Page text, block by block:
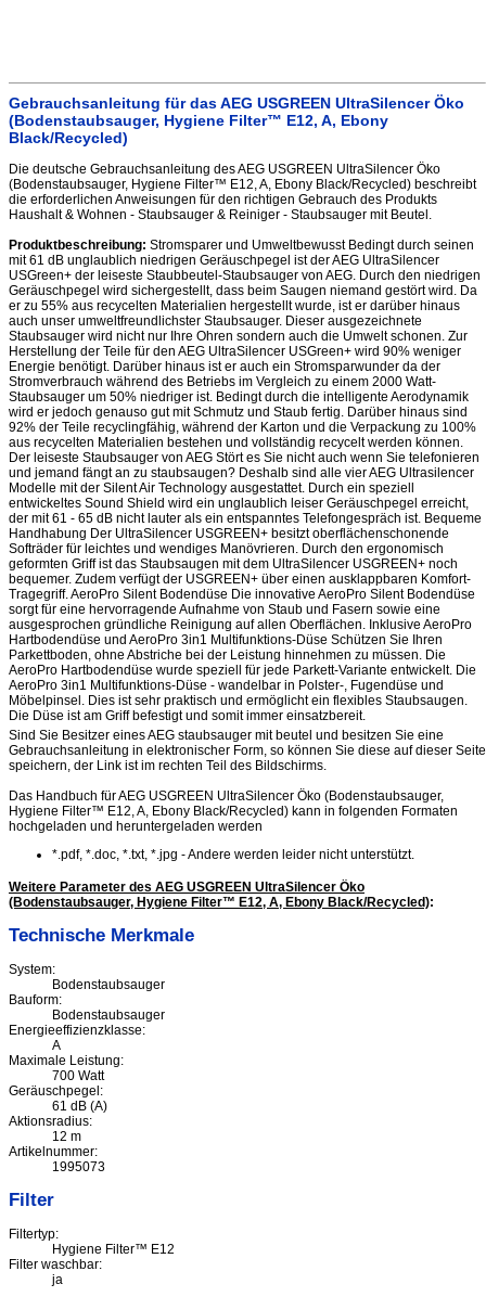
Gebrauchsanleitung für das AEG USGREEN UltraSilencer Öko
(Bodenstaubsauger, Hygiene Filter™ E12, A, Ebony
Black/Recycled)
Die deutsche Gebrauchsanleitung des AEG USGREEN UltraSilencer Öko
(Bodenstaubsauger, Hygiene Filter™ E12, A, Ebony Black/Recycled) beschreibt
die erforderlichen Anweisungen für den richtigen Gebrauch des Produkts
Haushalt & Wohnen - Staubsauger & Reiniger - Staubsauger mit Beutel.
Produktbeschreibung: Stromsparer und Umweltbewusst Bedingt durch seinen
mit 61 dB unglaublich niedrigen Geräuschpegel ist der AEG UltraSilencer
USGreen+ der leiseste Staubbeutel-Staubsauger von AEG. Durch den niedrigen
Geräuschpegel wird sichergestellt, dass beim Saugen niemand gestört wird. Da
er zu 55% aus recycelten Materialien hergestellt wurde, ist er darüber hinaus
auch unser umweltfreundlichster Staubsauger. Dieser ausgezeichnete
Staubsauger wird nicht nur Ihre Ohren sondern auch die Umwelt schonen. Zur
Herstellung der Teile für den AEG UltraSilencer USGreen+ wird 90% weniger
Energie benötigt. Darüber hinaus ist er auch ein Stromsparwunder da der
Stromverbrauch während des Betriebs im Vergleich zu einem 2000 Watt-
Staubsauger um 50% niedriger ist. Bedingt durch die intelligente Aerodynamik
wird er jedoch genauso gut mit Schmutz und Staub fertig. Darüber hinaus sind
92% der Teile recyclingfähig, während der Karton und die Verpackung zu 100%
aus recycelten Materialien bestehen und vollständig recycelt werden können.
Der leiseste Staubsauger von AEG Stört es Sie nicht auch wenn Sie telefonieren
und jemand fängt an zu staubsaugen? Deshalb sind alle vier AEG Ultrasilencer
Modelle mit der Silent Air Technology ausgestattet. Durch ein speziell
entwickeltes Sound Shield wird ein unglaublich leiser Geräuschpegel erreicht,
der mit 61 - 65 dB nicht lauter als ein entspanntes Telefongespräch ist. Bequeme
Handhabung Der UltraSilencer USGREEN+ besitzt oberflächenschonende
Softräder für leichtes und wendiges Manövrieren. Durch den ergonomisch
geformten Griff ist das Staubsaugen mit dem UltraSilencer USGREEN+ noch
bequemer. Zudem verfügt der USGREEN+ über einen ausklappbaren Komfort-
Tragegriff. AeroPro Silent Bodendüse Die innovative AeroPro Silent Bodendüse
sorgt für eine hervorragende Aufnahme von Staub und Fasern sowie eine
ausgesprochen gründliche Reinigung auf allen Oberflächen. Inklusive AeroPro
Hartbodendüse und AeroPro 3in1 Multifunktions-Düse Schützen Sie Ihren
Parkettboden, ohne Abstriche bei der Leistung hinnehmen zu müssen. Die
AeroPro Hartbodendüse wurde speziell für jede Parkett-Variante entwickelt. Die
AeroPro 3in1 Multifunktions-Düse - wandelbar in Polster-, Fugendüse und
Möbelpinsel. Dies ist sehr praktisch und ermöglicht ein flexibles Staubsaugen.
Die Düse ist am Griff befestigt und somit immer einsatzbereit.
Sind Sie Besitzer eines AEG staubsauger mit beutel und besitzen Sie eine
Gebrauchsanleitung in elektronischer Form, so können Sie diese auf dieser Seite
speichern, der Link ist im rechten Teil des Bildschirms.
Das Handbuch für AEG USGREEN UltraSilencer Öko (Bodenstaubsauger,
Hygiene Filter™ E12, A, Ebony Black/Recycled) kann in folgenden Formaten
hochgeladen und heruntergeladen werden
*.pdf, *.doc, *.txt, *.jpg - Andere werden leider nicht unterstützt.
Weitere Parameter des AEG USGREEN UltraSilencer Öko
(Bodenstaubsauger, Hygiene Filter™ E12, A, Ebony Black/Recycled):
Technische Merkmale
System:
Bodenstaubsauger
Bauform:
Bodenstaubsauger
Energieeffizienzklasse:
A
Maximale Leistung:
700 Watt
Geräuschpegel:
61 dB (A)
Aktionsradius:
12 m
Artikelnummer:
1995073
Filter
Filtertyp:
Hygiene Filter™ E12
Filter waschbar:
ja